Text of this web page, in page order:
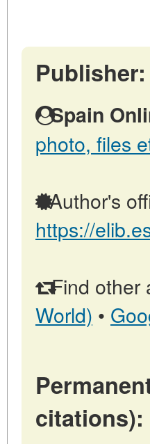
Publisher:
Spain
photo, files
Author's
https://
Find other
World) •
citations):